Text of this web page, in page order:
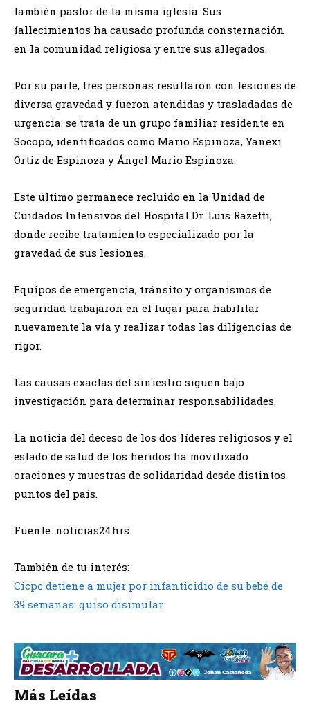
también pastor de la misma iglesia. Sus
fallecimientos ha causado profunda consternación
en la comunidad religiosa y entre sus allegados.
Por su parte, tres personas resultaron con lesiones de
diversa gravedad y fueron atendidas y trasladadas de
urgencia: se trata de un grupo familiar residente en
Socopó, identificados como Mario Espinoza, Yanexi
Ortiz de Espinoza y Ángel Mario Espinoza.
Este último permanece recluido en la Unidad de
Cuidados Intensivos del Hospital Dr. Luis Razetti,
donde recibe tratamiento especializado por la
gravedad de sus lesiones.
Equipos de emergencia, tránsito y organismos de
seguridad trabajaron en el lugar para habilitar
nuevamente la vía y realizar todas las diligencias de
rigor.
Las causas exactas del siniestro siguen bajo
investigación para determinar responsabilidades.
La noticia del deceso de los dos líderes religiosos y el
estado de salud de los heridos ha movilizado
oraciones y muestras de solidaridad desde distintos
puntos del país.
Fuente: noticias24hrs
También de tu interés:
Cicpc detiene a mujer por infanticidio de su bebé de
39 semanas: quiso disimular
Más Leídas